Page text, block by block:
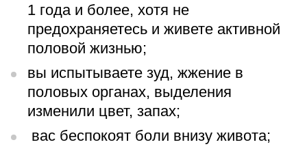
1 года и более, хотя не
предохраняетесь и живете активной
половой жизнью;
вы испытываете зуд, жжение в
половых органах, выделения
изменили цвет, запах;
вас беспокоят боли внизу живота;